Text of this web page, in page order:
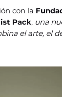
con la
Pack, una
el arte, el